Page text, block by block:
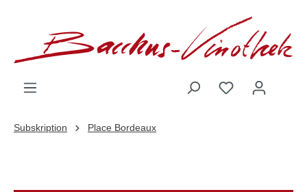
Subskription Place Bordeaux